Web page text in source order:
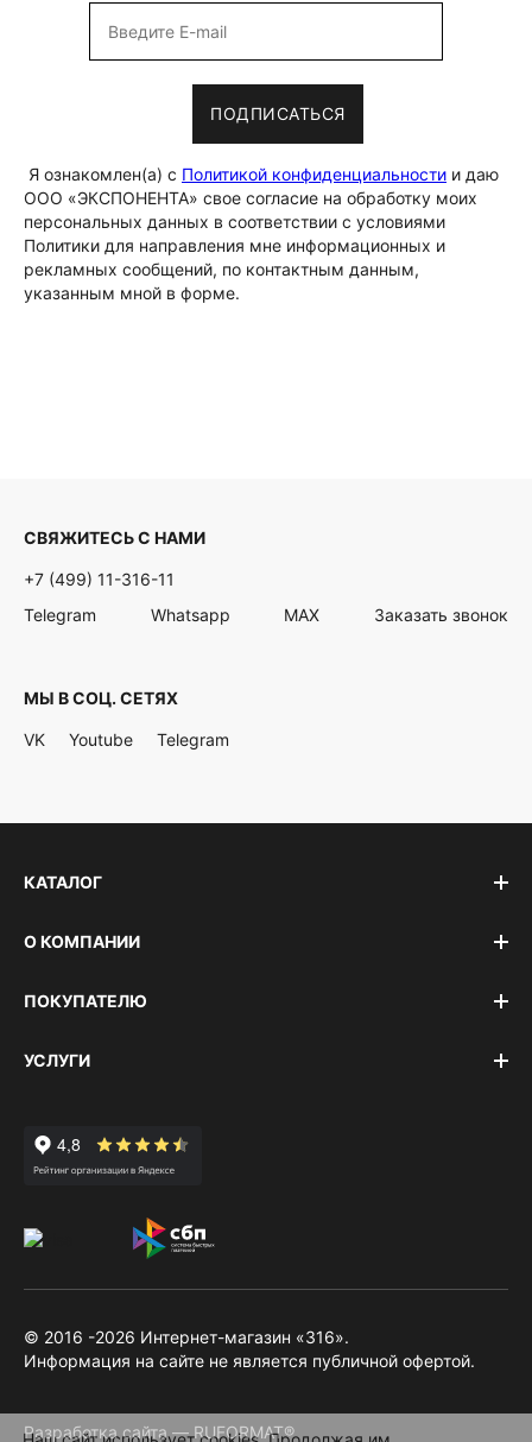
ПОДПИСАТЬСЯ
Я ознакомлен(а) с Политикой конфиденциальности и даю
ООО «ЭКСПОНЕНТА» свое согласие на обработку моих
персональных данных в соответствии с условиями
Политики для направления мне информационных и
рекламных сообщений, по контактным данным,
указанным мной в форме.
СВЯЖИТЕСЬ С НАМИ
+7 (499) 11-316-11
Telegram
Whatsapp MAX Заказать звонок
МЫ В СОЦ. СЕТЯХ
VK Youtube Telegram
КАТАЛОГ
О КОМПАНИИ
ПОКУПАТЕЛЮ
УСЛУГИ
© 2016 -2026 Интернет-магазин «316».
Информация на сайте не является публичной офертой.
Разработка сайта — RUFORMAT®